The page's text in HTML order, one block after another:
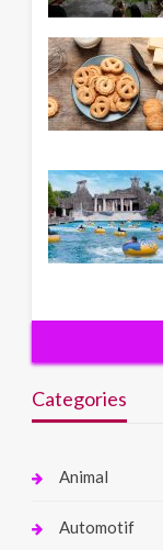
Categories
Animal
Automotif